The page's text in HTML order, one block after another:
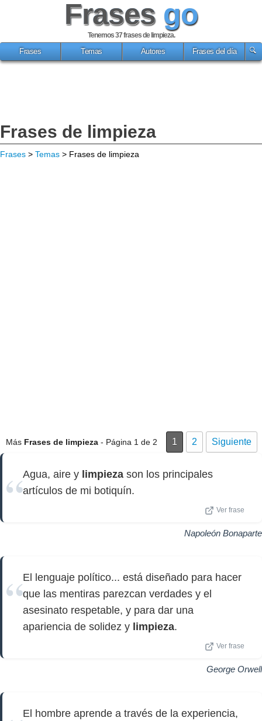
Frases go
Tenemos 37frases de limpieza.
Frases
Temas Autores Frases del día
Frases de limpieza
Frases > Temas > Frases de limpieza
Más Frases de limpieza - Página 1 de 2 1 2 Siguiente
Agua, aire y limpieza son los principales
artículos de mi botiquín.
Ver frase
Napoleón Bonaparte
El lenguaje político... está diseñado para hacer
que las mentiras parezcan verdades y el
asesinato respetable, y para dar una
apariencia de solidez y limpieza.
Ver frase
George Orwell
El hombre aprende a través de la experiencia,